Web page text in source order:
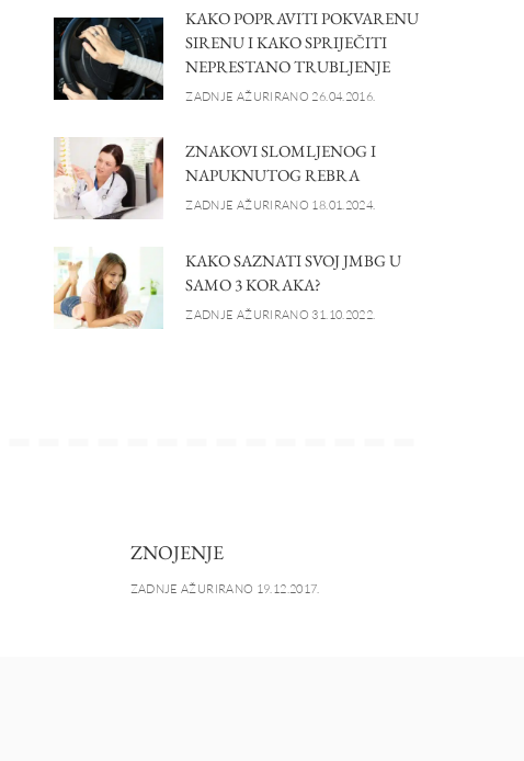
KAKO POPRAVITI POKVARENU
SIRENU I KAKO SPRIJEČITI
NEPRESTANO TRUBLJENJE
ZADNJE AŽURIRANO 26.04.2016.
ZNAKOVI SLOMLJENOG I
NAPUKNUTOG REBRA
ZADNJE AŽURIRANO 18.01.2024.
KAKO SAZNATI SVOJ JMBG U
SAMO 3 KORAKA?
ZADNJE AŽURIRANO 31.10.2022.
ZNOJENJE
ZADNJE AŽURIRANO 19.12.2017.